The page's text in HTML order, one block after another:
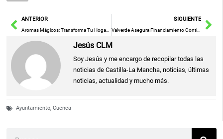
AntANTERIOR
Aromas Mágicos: Transforma Tu Hogar con Fragancias Encantadoras
SIGUIENTE
Valverde Asegura Financiamiento Continuo para la Cátedra de Discapacidad durante la Graduación de la II Promoción del Título Incluye-Inserta
Jesús CLM
Soy Jesús y me encargo de recopilar todas las
noticias de Castilla-La Mancha, noticias, últimas
noticias, actualidad y mucho más.
Ayuntamiento,Cuenca